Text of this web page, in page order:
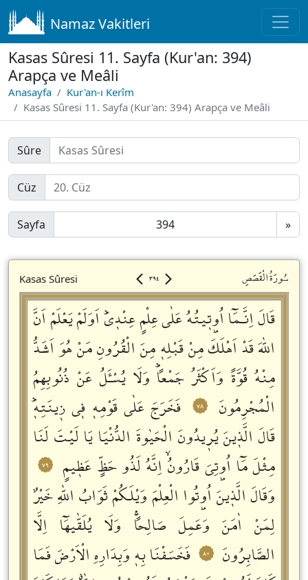
Namaz Vakitleri
Kasas Sûresi 11. Sayfa (Kur'an: 394)
Arapça ve Meâli
Anasayfa
Kur'an-ı Kerîm
Kasas Sûresi 11. Sayfa (Kur'an: 394) Arapça ve Meâli
Sûre
Cüz
Sayfa »
Kasas Sûresi ٣٩٤ سُورَةُالْقَصَصِ
قَالَ اِنَّـمَٓا اُو۫تٖيتُهُ عَلٰى عِلْمٍ عِنْدٖيؕ اَوَلَمْ يَعْلَمْ اَنَّ
اللّٰهَ قَدْ اَهْلَكَ مِنْ قَبْلِهٖ مِنَ الْقُرُونِ مَنْ هُوَ اَشَدُّ
مِنْهُ قُوَّةً وَاَكْثَرُ جَمْعاًؕ وَلَا يُسْـَٔلُ عَنْ ذُنُوبِهِمُ
الْمُجْرِمُونَ
٧٨
فَخَرَجَ عَلٰى قَوْمِهٖ فٖي زٖينَتِهٖؕ
قَالَ الَّذٖينَ يُرٖيدُونَ الْحَيٰوةَ الدُّنْيَا يَا لَيْتَ لَنَا
مِثْلَ مَٓا اُو۫تِيَ قَارُونُۙ اِنَّهُ لَذُو حَظٍّ عَظٖيمٍ
٧٩
وَقَالَ الَّذٖينَ اُو۫تُوا الْعِلْمَ وَيْلَكُمْ ثَوَابُ اللّٰهِ خَيْرٌ
لِمَنْ اٰمَنَ وَعَمِلَ صَالِحاًۚ وَلَا يُلَقّٰيهَٓا اِلَّا
الصَّابِرُونَ
٨٠
فَخَسَفْنَا بِهٖ وَبِدَارِهِ الْاَرْضَ فَمَا